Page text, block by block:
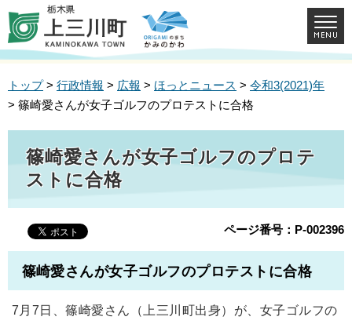
トップ> 行政情報 > 広報 > ほっとニュース > 令和3(2021)年
> 篠崎愛さんが女子ゴルフのプロテストに合格
篠崎愛さんが女子ゴルフのプロテ
ストに合格
ページ番号：P-002396
篠崎愛さんが女子ゴルフのプロテストに合格
7月7日、篠崎愛さん（上三川町出身）が、女子ゴルフの